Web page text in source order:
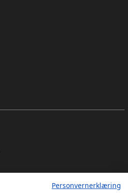
Personvernerklæring